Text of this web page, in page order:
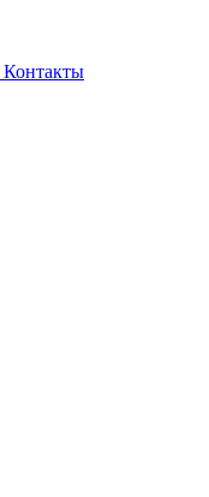
Контакты